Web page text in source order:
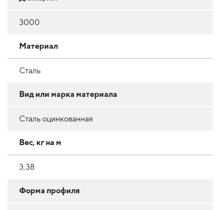
3000
Материал
Сталь
Вид или марка материала
Сталь оцинкованная
Вес, кг на м
3,38
Форма профиля